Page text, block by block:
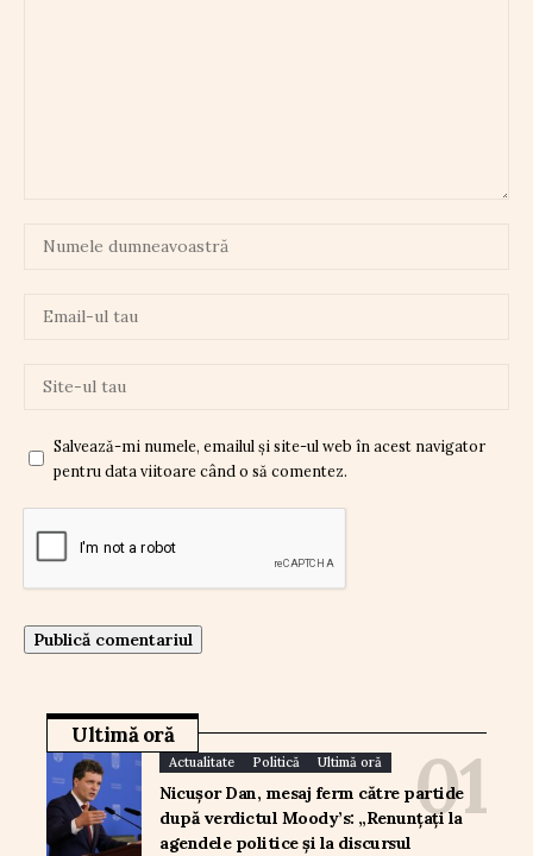
Salvează-mi numele, emailul și site-ul web în acest navigator
pentru data viitoare când o să comentez.
Ultimă oră
Actualitate Politică Ultimă oră
Nicușor Dan, mesaj ferm către partide
după verdictul Moody’s: „Renunțați la
agendele politice și la discursul